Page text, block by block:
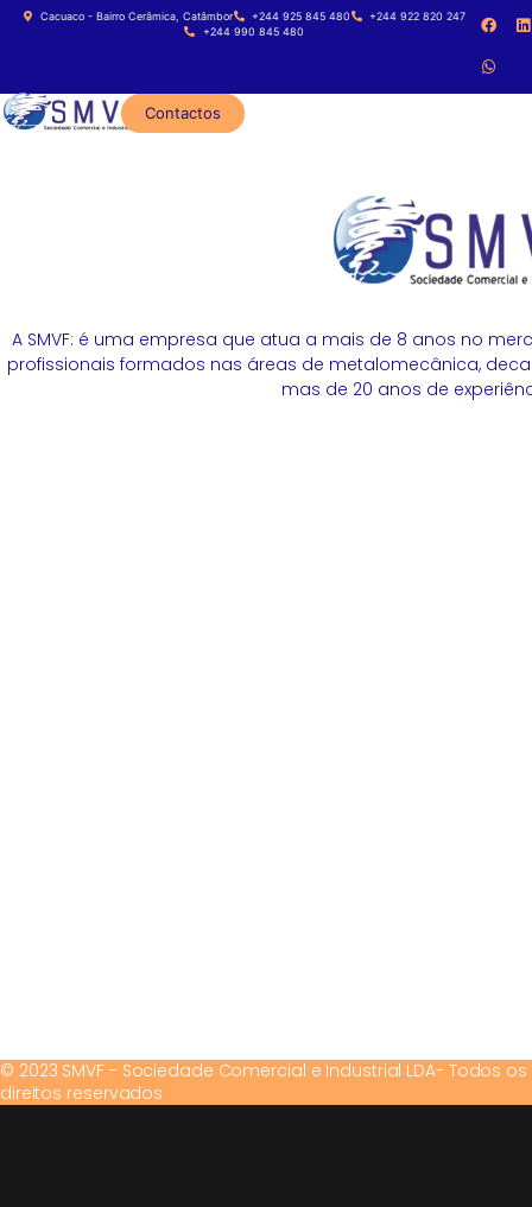
Cacuaco - Bairro Cerâmica, Catâmbor +244 925 845 480
+244 922 820 247
+244 990 845 480
Contactos
A SMVF: é uma empresa que atua a mais de 8 anos no
profissionais formados nas áreas de metalomecânica,
mas de 20 anos de
© 2023 SMVF - Sociedade Comercial e Industrial LDA- Todos os
direitos reservados